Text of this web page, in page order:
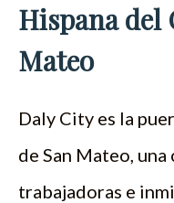
Hispana del
Mateo
Daly City es la
de San Mateo,
trabajadoras e